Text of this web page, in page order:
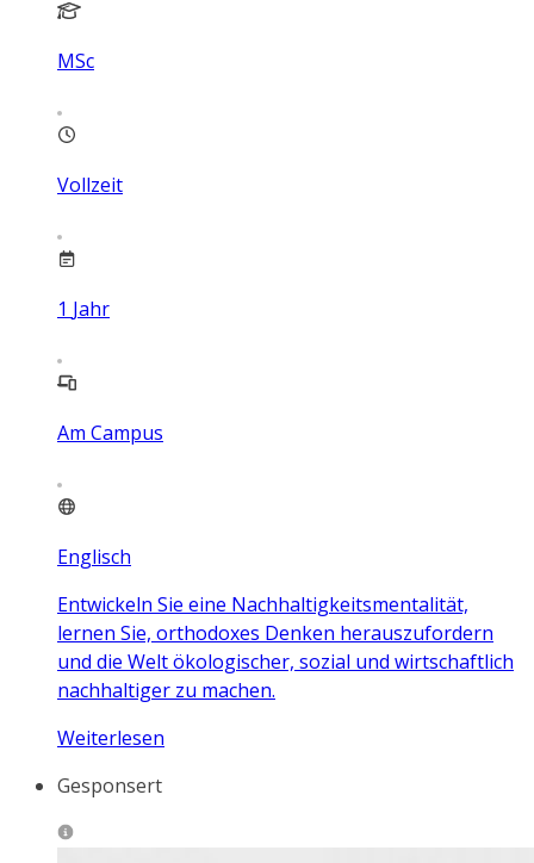
MSc
Vollzeit
1 Jahr
Am Campus
Englisch
Entwickeln Sie eine Nachhaltigkeitsmentalität,
lernen Sie, orthodoxes Denken herauszufordern
und die Welt ökologischer, sozial und wirtschaftlich
nachhaltiger zu machen.
Weiterlesen
Gesponsert